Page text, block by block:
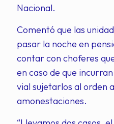
Nacional.
Comentó que las
pasar la noche en
contar con choferes
en caso de que
vial sujetarlos al orden
amonestaciones.